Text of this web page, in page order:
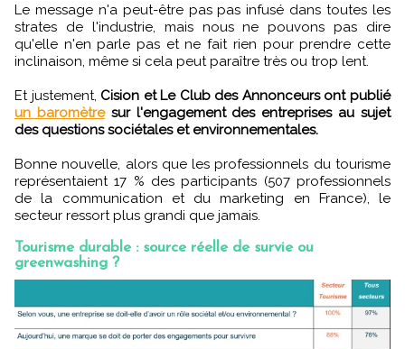
Le message n'a peut-être pas pas infusé dans toutes les
strates de l'industrie, mais nous ne pouvons pas dire
qu'elle n'en parle pas et ne fait rien pour prendre cette
inclinaison, même si cela peut paraître très ou trop lent.
Et justement, Cision et Le Club des Annonceurs ont publié
un baromètre sur l'engagement des entreprises au sujet
des questions sociétales et environnementales.
Bonne nouvelle, alors que les professionnels du tourisme
représentaient 17 % des participants (507 professionnels
de la communication et du marketing en France), le
secteur ressort plus grandi que jamais.
Tourisme durable : source réelle de survie ou
greenwashing ?